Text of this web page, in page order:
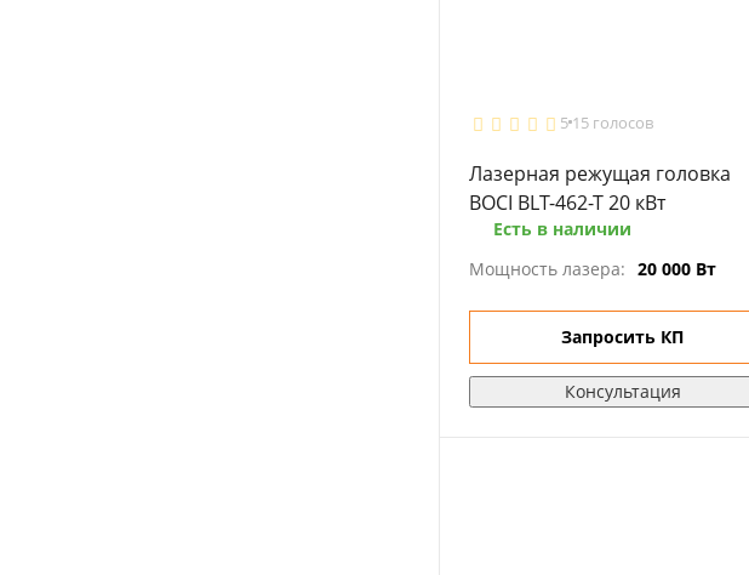
5 15 голосов
Лазерная режущая головка
BOCI BLT-462-T 20 кВт
Есть в наличии
Мощность лазера: 20 000 Вт
Запросить КП
Консультация